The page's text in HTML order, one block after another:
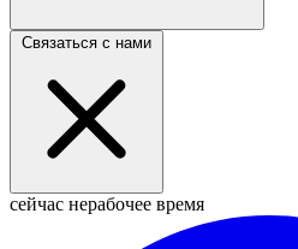
Связаться с нами
сейчас нерабочее время